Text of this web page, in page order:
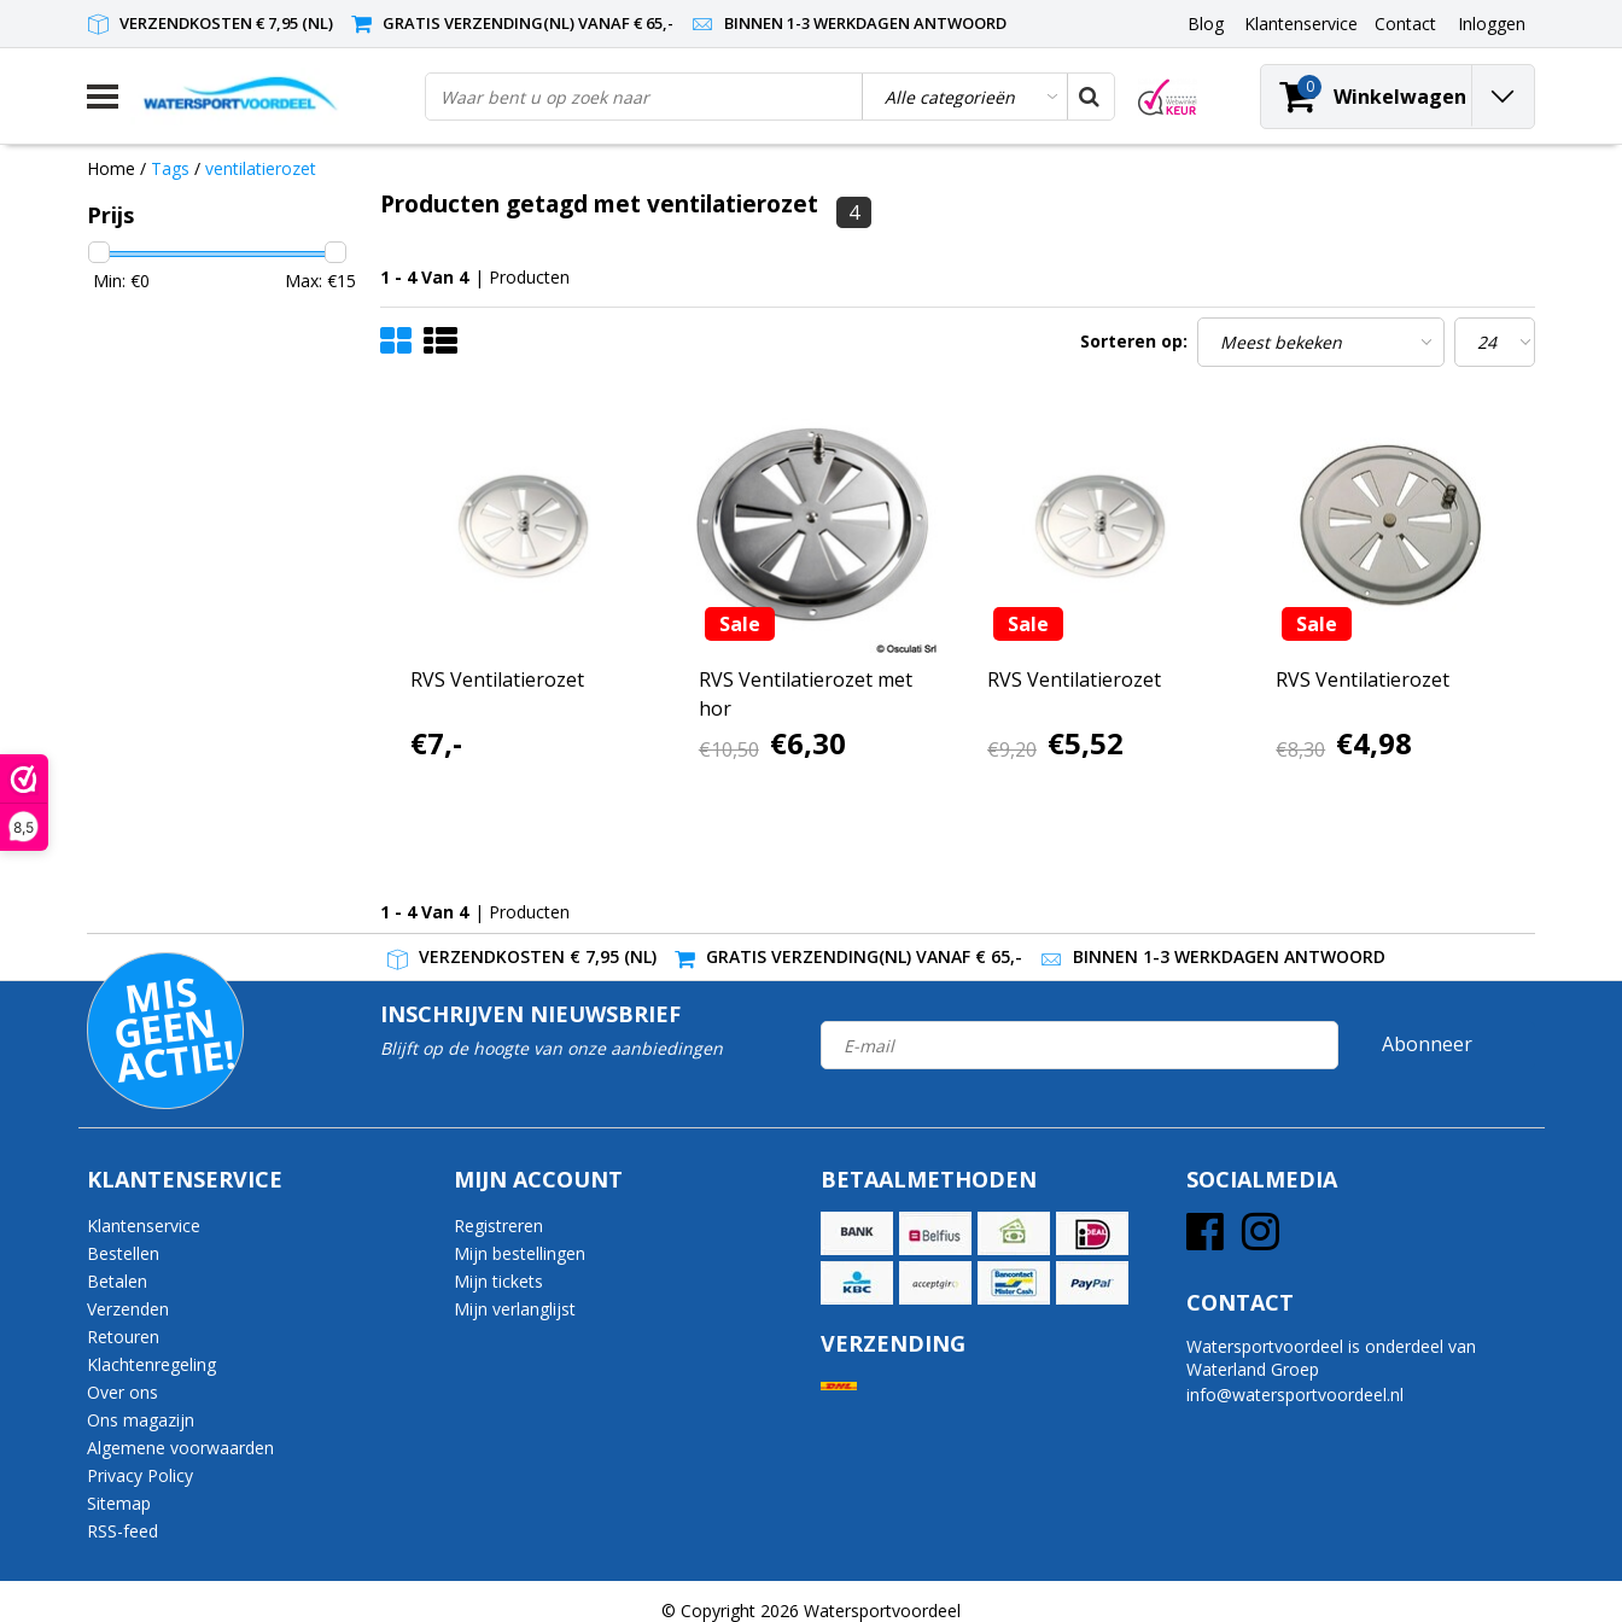
8,5
VERZENDKOSTEN € 7,95 (NL) GRATIS VERZENDING(NL) VANAF € 65,- BINNEN 1-3 WERKDAGEN ANTWOORD Blog Klantenservice Contact Inloggen
0 Winkelwagen
Home / Tags / ventilatierozet
Prijs
Min: €0 Max: €15
Producten getagd met ventilatierozet 4
1 - 4 Van 4 | Producten
Sorteren op:
RVS Ventilatierozet
€7,-
Sale
RVS Ventilatierozet met
hor
€10,50 €6,30
Sale
RVS Ventilatierozet
€9,20 €5,52
Sale
RVS Ventilatierozet
€8,30 €4,98
1 - 4 Van 4 | Producten
VERZENDKOSTEN € 7,95 (NL)
GRATIS VERZENDING(NL) VANAF € 65,- BINNEN 1-3 WERKDAGEN ANTWOORD
MI
S
G
E
E
N
A
C
TI
E!
INSCHRIJVEN NIEUWSBRIEF
Blijft op de hoogte van onze aanbiedingen Abonneer
KLANTENSERVICE
Klantenservice
Bestellen
Betalen
Verzenden
Retouren
Klachtenregeling
Over ons
Ons magazijn
Algemene voorwaarden
Privacy Policy
Sitemap
RSS-feed
MIJN ACCOUNT
Registreren
Mijn bestellingen
Mijn tickets
Mijn verlanglijst
BETAALMETHODEN
VERZENDING
SOCIALMEDIA
CONTACT
Watersportvoordeel is onderdeel van
Waterland Groep
info@watersportvoordeel.nl
© Copyright 2026 Watersportvoordeel